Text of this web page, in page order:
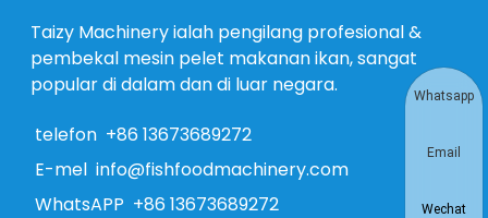
Taizy Machinery ialah pengilang profesional &
pembekal mesin pelet makanan ikan, sangat
popular di dalam dan di luar negara.
telefon +86 13673689272
E-mel info@fishfoodmachinery.com
WhatsAPP +86 13673689272
Whatsapp
Email
Wechat